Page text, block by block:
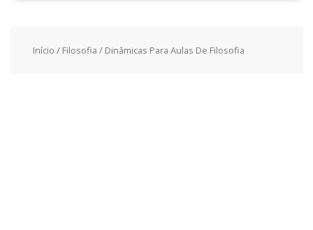
Início / Filosofia / Dinâmicas Para Aulas De Filosofia